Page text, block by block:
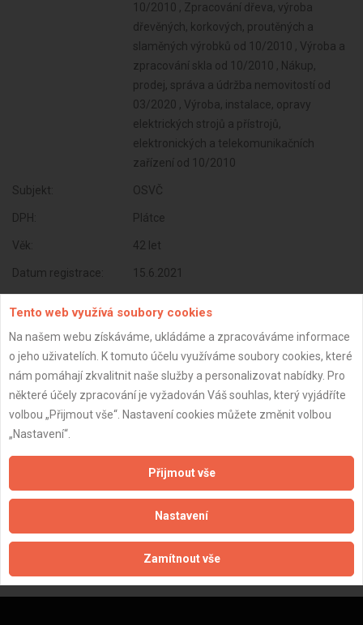
10/2010 , Zpracování dřeva, výroba
dřevěných, korkových, proutěných a
slaměných výrobků od 10/2010 , Výroba a
zpracování skla od 10/2010 , Nákup,
prodej, správa a údržba nemovitostí od
03/2020 , Výroba, instalace, opravy
elektrických strojů a přístrojů,
elektronických a telekomunikačních
zařízení od 10/2010
Subjekt: OSVČ
DPH: Plátce
Věk: 42 let
Datum registrace: 15.6.2021
ZPĚT
Tento web využívá soubory cookies
Na našem webu získáváme, ukládáme a zpracováváme informace
o jeho uživatelích. K tomuto účelu využíváme soubory cookies, které
nám pomáhají zkvalitnit naše služby a personalizovat nabídky. Pro
některé účely zpracování je vyžadován Váš souhlas, který vyjádříte
volbou „Přijmout vše“. Nastavení cookies můžete změnit volbou
„Nastavení“.
Přijmout vše
Nastavení
Zamítnout vše